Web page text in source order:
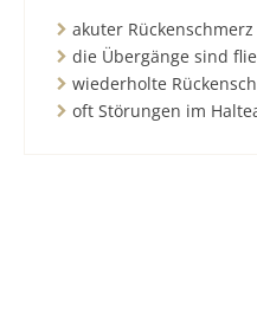
akuter Rückenschmerz
die Übergänge sind
wiederholte
oft Störungen im